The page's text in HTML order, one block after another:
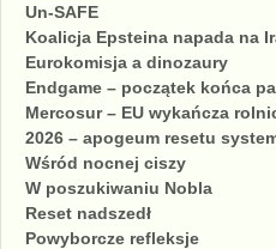
Un-SAFE
Koalicja Epsteina napada na
Eurokomisja a dinozaury
Endgame – początek końca
Mercosur – EU wykańcza
2026 – apogeum resetu
Wśród nocnej ciszy
W poszukiwaniu Nobla
Reset nadszedł
Powyborcze refleksje